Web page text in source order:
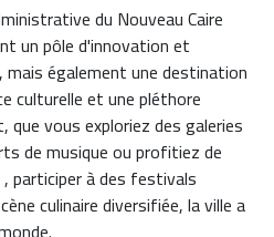
du Nouveau Caire
un pôle d'innovation et
également une destination
culturelle et une pléthore
vous exploriez des galeries
de musique ou profitiez de
participer à des festivals
culinaire diversifiée, la ville a